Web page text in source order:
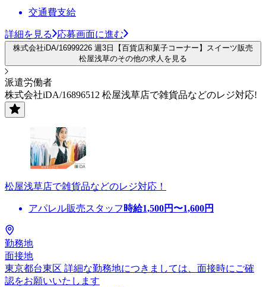
交通費支給
詳細を見る 応募画面に進む
株式会社iDA/16999226 週3日【百貨店和菓子コーナー】スイーツ販売
松屋浅草のその他の求人を見る
派遣労働者
株式会社iDA/16896512 松屋浅草店で雑貨品などのレジ対応!
松屋浅草店で雑貨品などのレジ対応！
アパレル販売スタッフ 時給1,500円〜1,600円
勤務地
面接地
東京都台東区 詳細な勤務地につきましては、面接時にご確
認をお願いいたします